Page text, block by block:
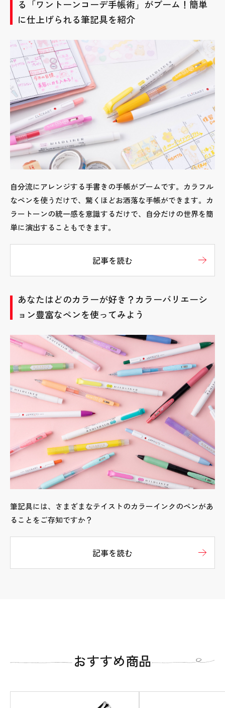
る「ワントーンコーデ手帳術」がブーム！簡単
に仕上げられる筆記具を紹介
自分流にアレンジする手書きの手帳がブームです。カラフル
なペンを使うだけで、驚くほどお洒落な手帳ができます。カ
ラートーンの統一感を意識するだけで、自分だけの世界を簡
単に演出することもできます。
記事を読む
あなたはどのカラーが好き？カラーバリエーシ
ョン豊富なペンを使ってみよう
筆記具には、さまざまなテイストのカラーインクのペンがあ
ることをご存知ですか？
記事を読む
おすすめ商品